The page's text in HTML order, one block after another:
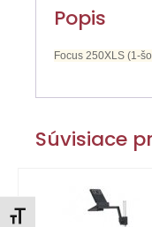
Zmeniť veľkosť písma
Popis
Focus 250XLS (1-
Súvisiace